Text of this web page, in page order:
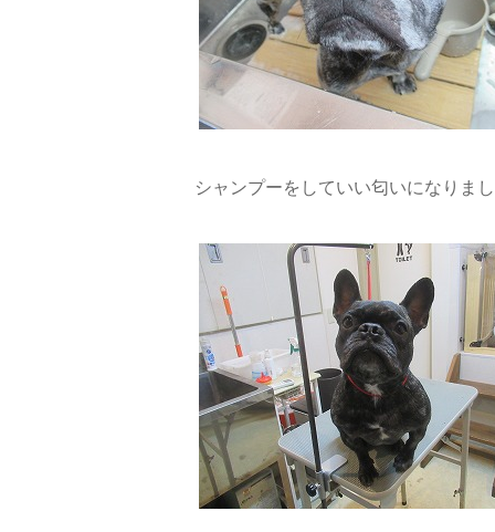
シャンプーをしていい匂いになりま